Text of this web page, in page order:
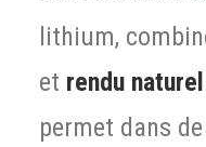
lithium,
et rendu naturel
permet dans